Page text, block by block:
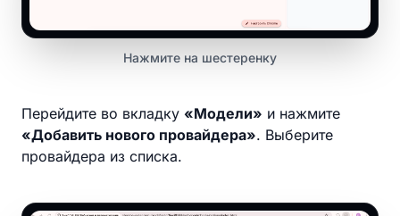
Нажмите на шестеренку
Перейдите во вкладку «Модели» и нажмите
«Добавить нового провайдера». Выберите
провайдера из списка.